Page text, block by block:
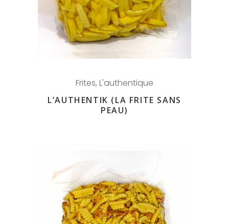
Frites, L'authentique
L’AUTHENTIK (LA FRITE SANS
PEAU)